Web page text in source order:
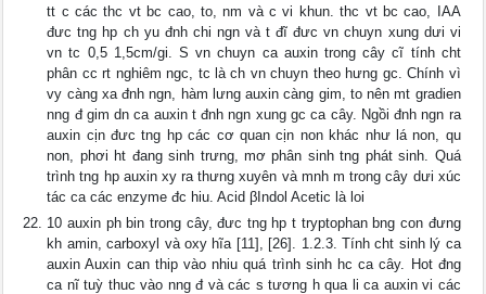
tt c các thc vt bc cao, to, nm và c vi khun. thc vt bc cao, IAA
đưc tng hp ch yu đnh chi ngn và t đĩ đưc vn chuyn xung dưi vi
vn tc 0,5 1,5cm/gi. S vn chuyn ca auxin trong cây cĩ tính cht
phân cc rt nghiêm ngc, tc là ch vn chuyn theo hưng gc. Chính vì
vy càng xa đnh ngn, hàm lưng auxin càng gim, to nên mt gradien
nng đ gim dn ca auxin t đnh ngn xung gc ca cây. Ngồi đnh ngn ra
auxin cịn đưc tng hp các cơ quan cịn non khác như lá non, qu
non, phơi ht đang sinh trưng, mơ phân sinh tng phát sinh. Quá
trình tng hp auxin xy ra thưng xuyên và mnh m trong cây dưi xúc
tác ca các enzyme đc hiu. Acid βIndol Acetic là loi
10 auxin ph bin trong cây, đưc tng hp t tryptophan bng con đưng
kh amin, carboxyl và oxy hĩa [11], [26]. 1.2.3. Tính cht sinh lý ca
auxin Auxin can thip vào nhiu quá trình sinh hc ca cây. Hot đng
ca nĩ tuỳ thuc vào nng đ và các s tương h qua li ca auxin vi các